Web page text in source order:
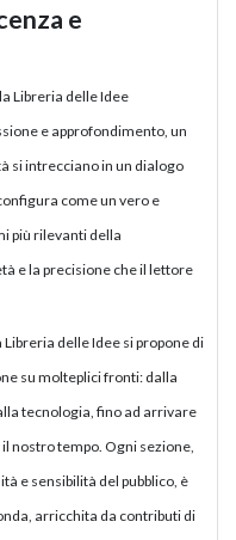
e
Libreria delle Idee
e approfondimento, un
si intrecciano in un dialogo
come un vero e
più rilevanti della
e la precisione che il lettore
delle Idee si propone di
su molteplici fronti: dalla
tecnologia, fino ad arrivare
nostro tempo. Ogni sezione,
e sensibilità del pubblico, è
arricchita da contributi di